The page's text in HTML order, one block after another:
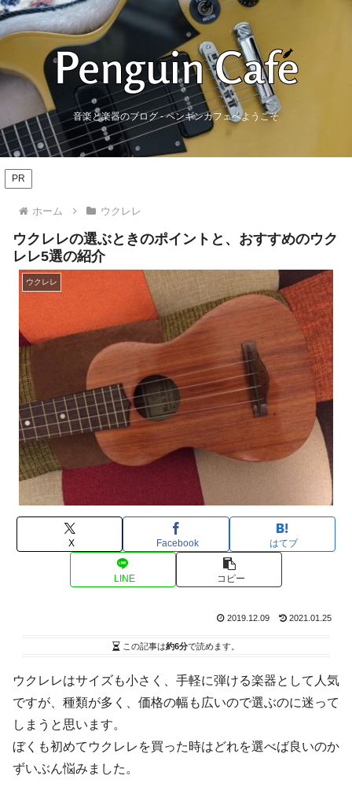
音楽と楽器のブログ - ペンギンカフェへようこそ
PR
ホーム ウクレレ
ウクレレの選ぶときのポイントと、おすすめのウク
レレ5選の紹介
ウクレレ
X Facebook はてブ
LINE コピー
2019.12.09 2021.01.25
この記事は約6分で読めます。
ウクレレはサイズも小さく、手軽に弾ける楽器として人気
ですが、種類が多く、価格の幅も広いので選ぶのに迷って
しまうと思います。
ぼくも初めてウクレレを買った時はどれを選べば良いのか
ずいぶん悩みました。